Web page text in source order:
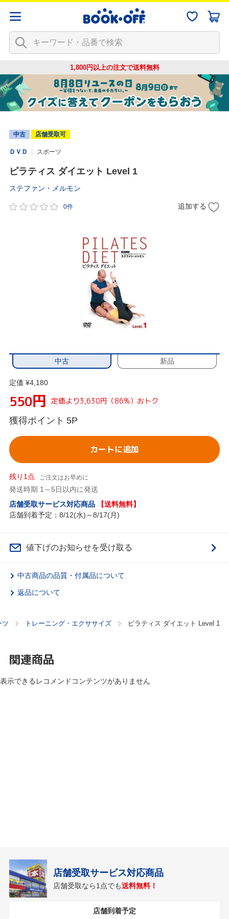
1,800円以上の注文で送料無料
中古 店舗受取可
ＤＶＤ スポーツ
ピラティス ダイエット Level 1
ステファン・メルモン
0件 追加する
中古 新品
定価 ¥4,180
550円 定価より3,630円（86%）おトク
獲得ポイント 5P
カートに追加
残り1点 ご注文はお早めに
発送時期 1～5日以内に発送
店舗受取サービス対応商品
【送料無料】
店舗到着予定：8/12(水)～8/17(月)
値下げのお知らせを受け取る
中古商品の品質・付属品について
返品について
ツ トレーニング・エクササイズ ピラティス ダイエット Level 1
関連商品
表示できるレコメンドコンテンツがありません
店舗受取サービス対応商品
店舗受取なら1点でも送料無料！
店舗到着予定